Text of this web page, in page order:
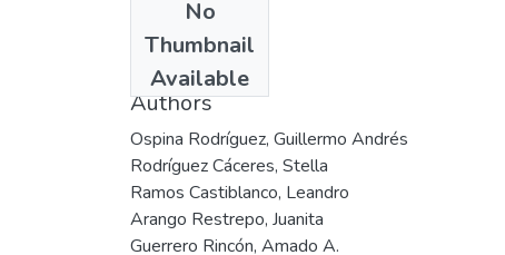
No
Thumbnail
Available
2000
Authors
Ospina Rodríguez, Guillermo Andrés
Rodríguez Cáceres, Stella
Ramos Castiblanco, Leandro
Arango Restrepo, Juanita
Guerrero Rincón, Amado A.